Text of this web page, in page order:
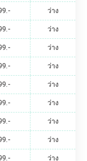
ว่าง
ว่าง
ว่าง
ว่าง
ว่าง
ว่าง
ว่าง
ว่าง
ว่าง